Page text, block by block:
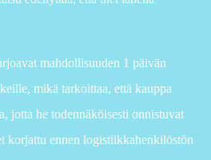
mahdollisuuden 1 päivän
mikä tarkoittaa, että kauppa
jotta he todennäköisesti onnistuvat
korjattu ennen logistiikkahenkilöstön